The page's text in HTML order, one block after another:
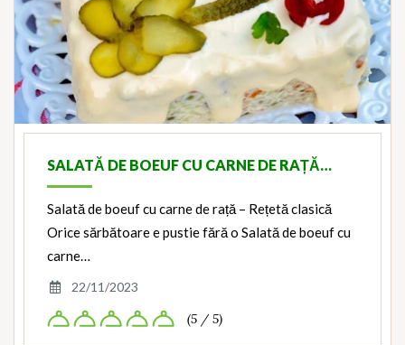
SALATĂ DE BOEUF CU CARNE DE RAȚĂ…
Salată de boeuf cu carne de rață – Rețetă clasică
Orice sărbătoare e pustie fără o Salată de boeuf cu
carne…
22/11/2023
(5 / 5)